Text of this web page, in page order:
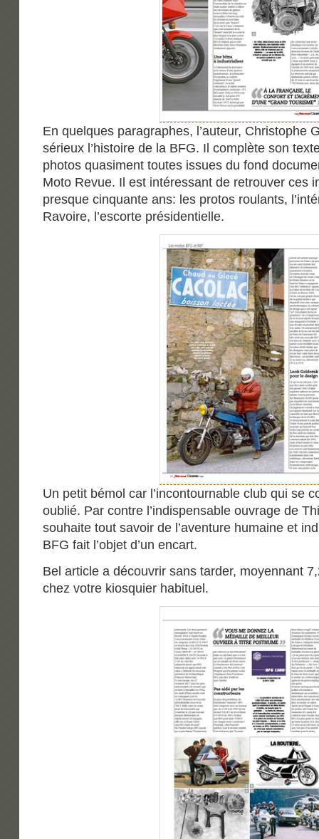
En quelques paragraphes, l’auteur, Christophe
sérieux l’histoire de la BFG. Il complète son
photos quasiment toutes issues du fond
Moto Revue. Il est intéressant de retrouver ces
presque cinquante ans: les protos roulants,
Ravoire, l’escorte présidentielle.
Un petit bémol car l’incontournable club qui se
oublié. Par contre l’indispensable ouvrage de
souhaite tout savoir de l’aventure humaine et
BFG fait l’objet d’un encart.
Bel article a découvrir sans tarder, moyennant
chez votre kiosquier habituel.